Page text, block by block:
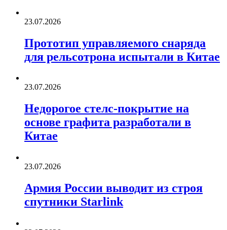
23.07.2026
Прототип управляемого снаряда
для рельсотрона испытали в Китае
23.07.2026
Недорогое стелс-покрытие на
основе графита разработали в
Китае
23.07.2026
Армия России выводит из строя
спутники Starlink